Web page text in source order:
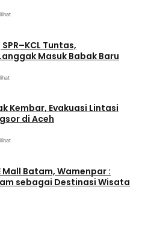
Tuntas,
Masuk Babak Baru
Kembar, Evakuasi Lintasi
di Aceh
Mall Batam, Wamenpar :
sebagai Destinasi Wisata